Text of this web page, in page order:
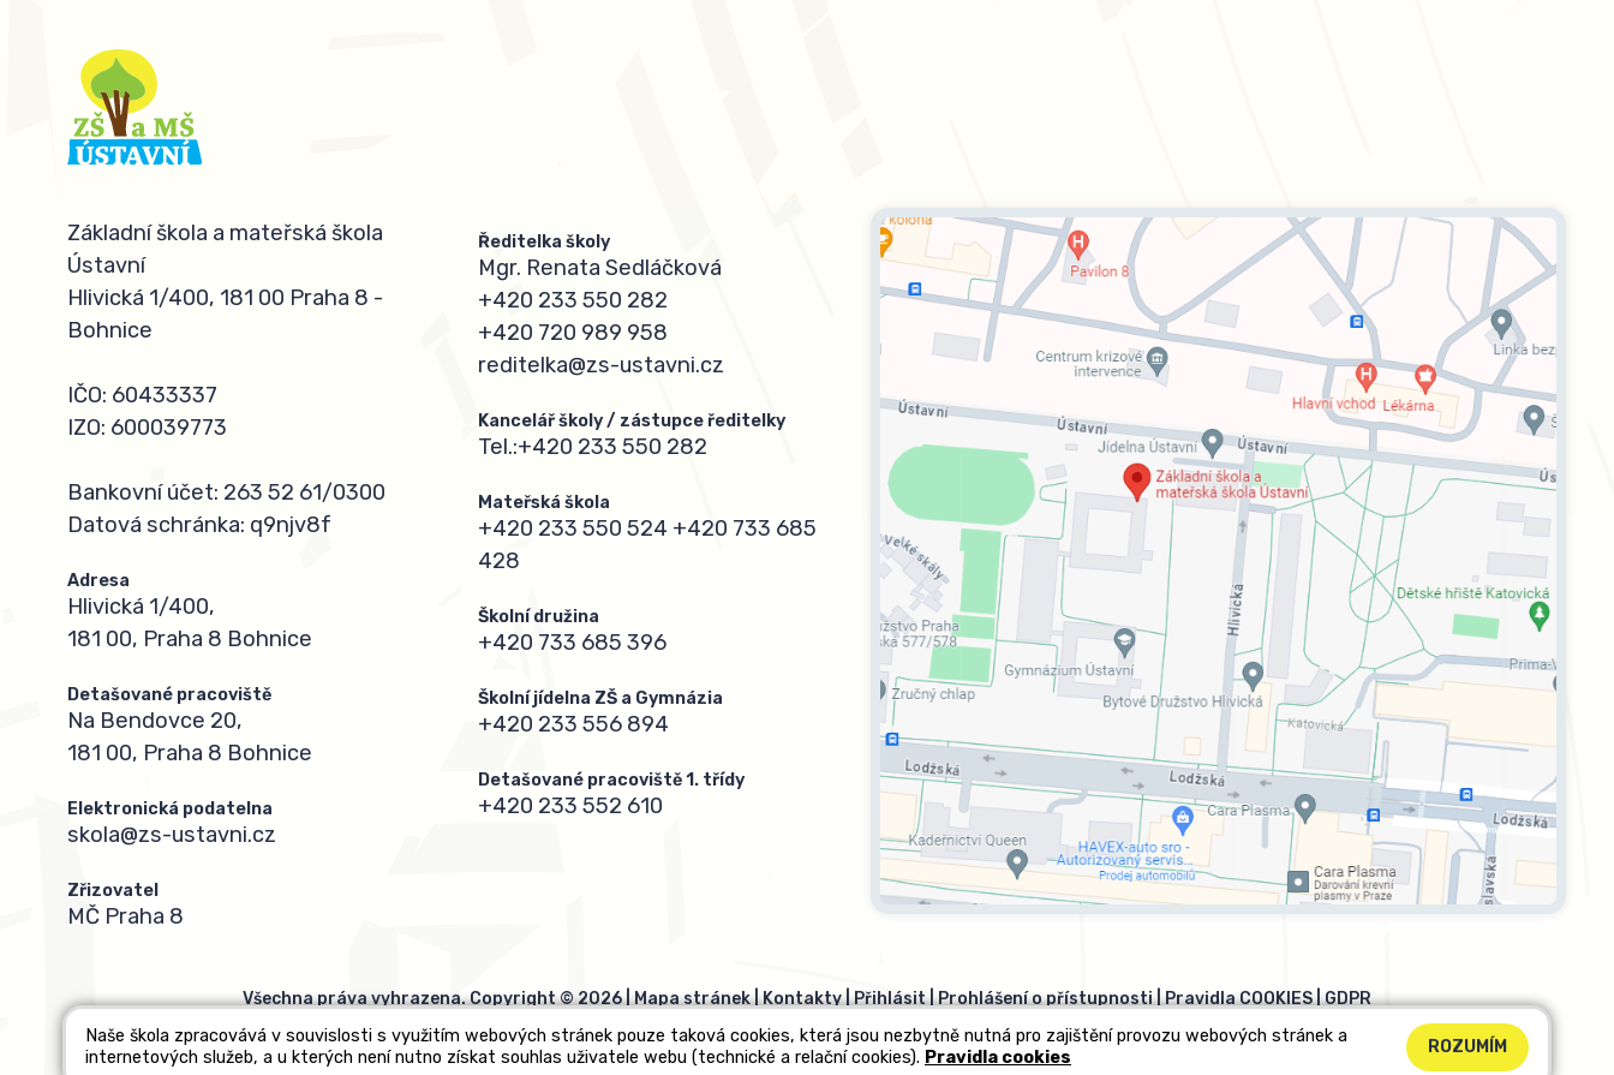
Základní škola a mateřská škola
Ústavní
Hlivická 1/400, 181 00 Praha 8 -
Bohnice
IČO: 60433337
IZO: 600039773
Bankovní účet: 263 52 61/0300
Datová schránka: q9njv8f
Adresa
Hlivická 1/400,
181 00, Praha 8 Bohnice
Detašované pracoviště
Na Bendovce 20,
181 00, Praha 8 Bohnice
Elektronická podatelna
skola@zs-ustavni.cz
Zřizovatel
MČ Praha 8
Ředitelka školy
Mgr. Renata Sedláčková
+420 233 550 282
+420 720 989 958
reditelka@zs-ustavni.cz
Kancelář školy / zástupce ředitelky
Tel.:+420 233 550 282
Mateřská škola
+420 233 550 524 +420 733 685
428
Školní družina
+420 733 685 396
Školní jídelna ZŠ a Gymnázia
+420 233 556 894
Detašované pracoviště 1. třídy
+420 233 552 610
Všechna práva vyhrazena. Copyright © 2026 |Mapa stránek|Kontakty|Přihlásit|Prohlášení o přístupnosti|Pravidla COOKIES|GDPR
Naše škola zpracovává v souvislosti s využitím webových stránek pouze taková cookies, která jsou nezbytně nutná pro zajištění provozu webových stránek a
internetových služeb, a u kterých není nutno získat souhlas uživatele webu (technické a relační cookies). Pravidla cookies
ROZUMÍM